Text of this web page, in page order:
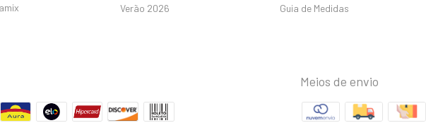
Verão 2026
Guia de Medidas
Meios de envio